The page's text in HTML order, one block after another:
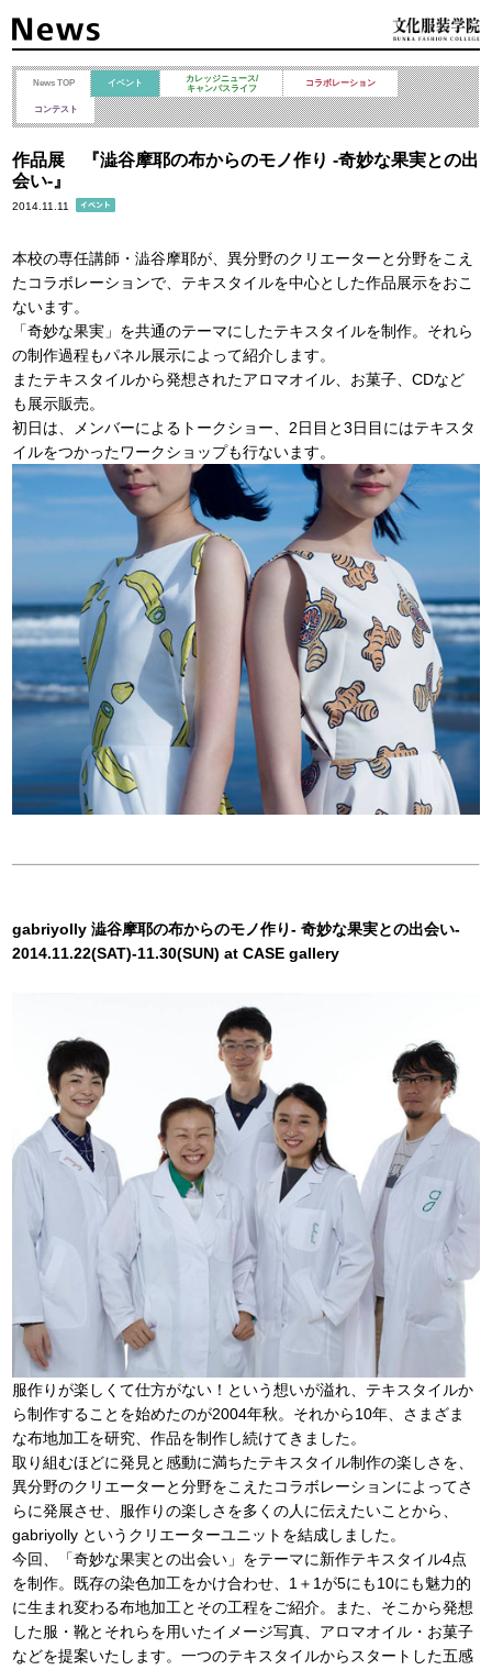
News TOP イベント
カレッジニュース/
キャンパスライフ
コラボレーション
コンテスト
作品展 『澁谷摩耶の布からのモノ作り -奇妙な果実との出
会い-』
2014.11.11
本校の専任講師・澁谷摩耶が、異分野のクリエーターと分野をこえ
たコラボレーションで、テキスタイルを中心とした作品展示をおこ
ないます。
「奇妙な果実」を共通のテーマにしたテキスタイルを制作。それら
の制作過程もパネル展示によって紹介します。
またテキスタイルから発想されたアロマオイル、お菓子、CDなど
も展示販売。
初日は、メンバーによるトークショー、2日目と3日目にはテキスタ
イルをつかったワークショップも行ないます。
gabriyolly 澁谷摩耶の布からのモノ作り- 奇妙な果実との出会い-
2014.11.22(SAT)-11.30(SUN) at CASE gallery
服作りが楽しくて仕方がない！という想いが溢れ、テキスタイルか
ら制作することを始めたのが2004年秋。それから10年、さまざま
な布地加工を研究、作品を制作し続けてきました。
取り組むほどに発見と感動に満ちたテキスタイル制作の楽しさを、
異分野のクリエーターと分野をこえたコラボレーションによってさ
らに発展させ、服作りの楽しさを多くの人に伝えたいことから、
gabriyolly というクリエーターユニットを結成しました。
今回、「奇妙な果実との出会い」をテーマに新作テキスタイル4点
を制作。既存の染色加工をかけ合わせ、1＋1が5にも10にも魅力的
に生まれ変わる布地加工とその工程をご紹介。また、そこから発想
した服・靴とそれらを用いたイメージ写真、アロマオイル・お菓子
などを提案いたします。一つのテキスタイルからスタートした五感